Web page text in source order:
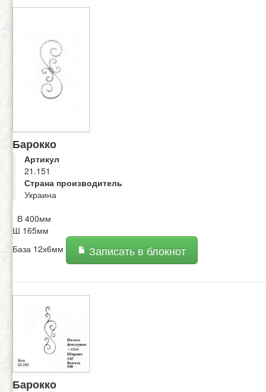
Барокко
Артикул
21.151
Страна производитель
Украина
В 400мм
Ш 165мм
База 12х6мм
Записать в блокнот
Барокко